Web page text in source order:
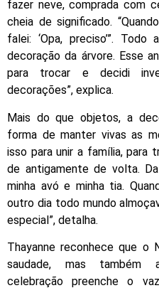
fazer neve, comprada com
cheia de significado.
falei: ‘Opa, preciso’”.
decoração da árvore. Esse
para trocar e decidi
decorações”, explica.
Mais do que objetos, a
forma de manter vivas as
isso para unir a família, para
de antigamente de volta.
minha avó e minha tia.
outro dia todo mundo
especial”, detalha.
Thayanne reconhece que o
saudade, mas também
celebração preenche o